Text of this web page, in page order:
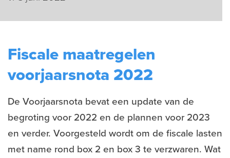
Fiscale maatregelen
voorjaarsnota 2022
De Voorjaarsnota bevat een update van de
begroting voor 2022 en de plannen voor 2023
en verder. Voorgesteld wordt om de fiscale lasten
met name rond box 2 en box 3 te verzwaren. Wat